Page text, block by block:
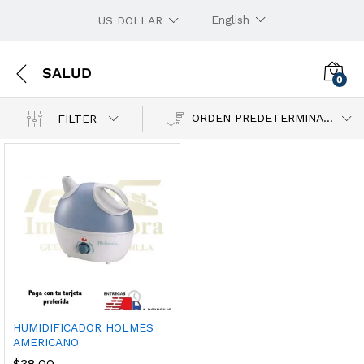
US DOLLAR English
SALUD 0
FILTER ORDEN PREDETERMINADO
HUMIDIFICADOR HOLMES
AMERICANO